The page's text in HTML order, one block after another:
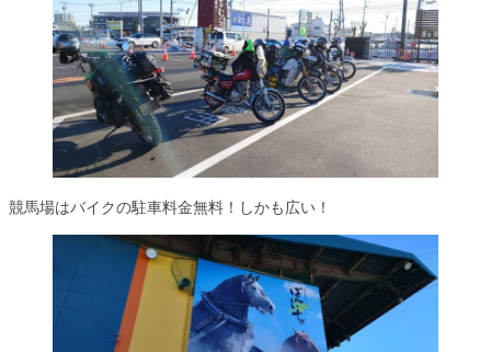
競馬場はバイクの駐車料金無料！しかも広い！